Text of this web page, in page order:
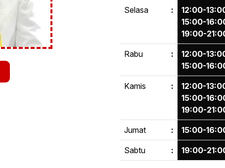
Selasa :
12:00-
15:00-
19:00-
Rabu :
12:00-
15:00-
Kamis :
12:00-
15:00-
19:00-
Jumat : 15:00-
Sabtu : 19:00-